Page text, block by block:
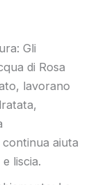
Gli
di Rosa
lavorano
continua aiuta
liscia.